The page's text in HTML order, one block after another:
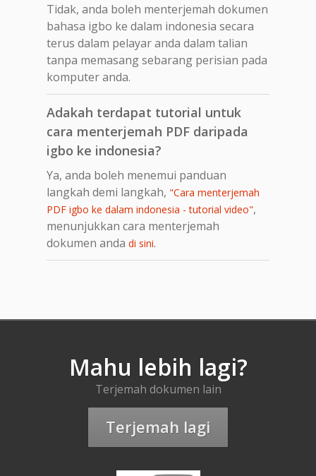
Tidak, anda boleh menterjemah dokumen
bahasa igbo ke dalam indonesia secara
terus dalam pelayar anda dalam talian
tanpa memasang sebarang perisian pada
komputer anda.
Adakah terdapat tutorial untuk
cara menterjemah PDF daripada
igbo ke indonesia?
Ya, anda boleh menemui panduan
langkah demi langkah, "Cara menterjemah
PDF igbo ke dalam indonesia - tutorial video",
menunjukkan cara menterjemah
dokumen anda di sini.
Mahu lebih lagi?
Terjemah dokumen lain
Terjemah lagi